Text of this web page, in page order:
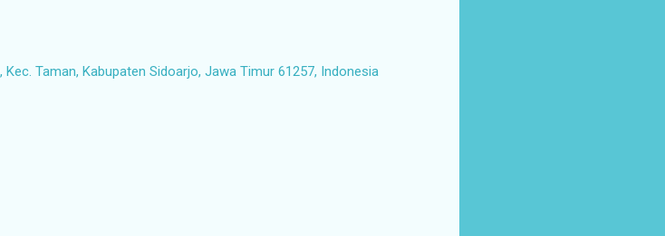
Taman, Kabupaten Sidoarjo, Jawa Timur 61257, Indonesia